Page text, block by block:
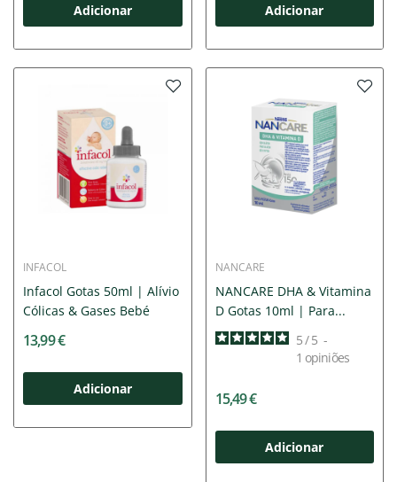
Adicionar Adicionar
INFACOL
Infacol Gotas 50ml | Alívio
Cólicas & Gases Bebé
13,99 €
Adicionar
NANCARE
NANCARE DHA & Vitamina
D Gotas 10ml | Para...
5/ 5 -
1 opiniões
15,49 €
Adicionar